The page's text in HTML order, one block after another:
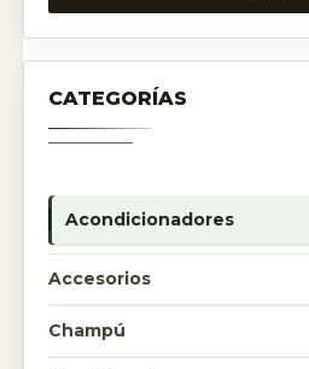
CATEGORÍAS
Acondicionadores
Accesorios
Champú